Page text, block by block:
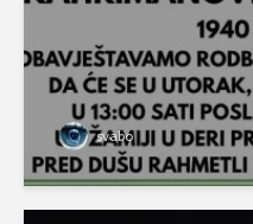
svabo